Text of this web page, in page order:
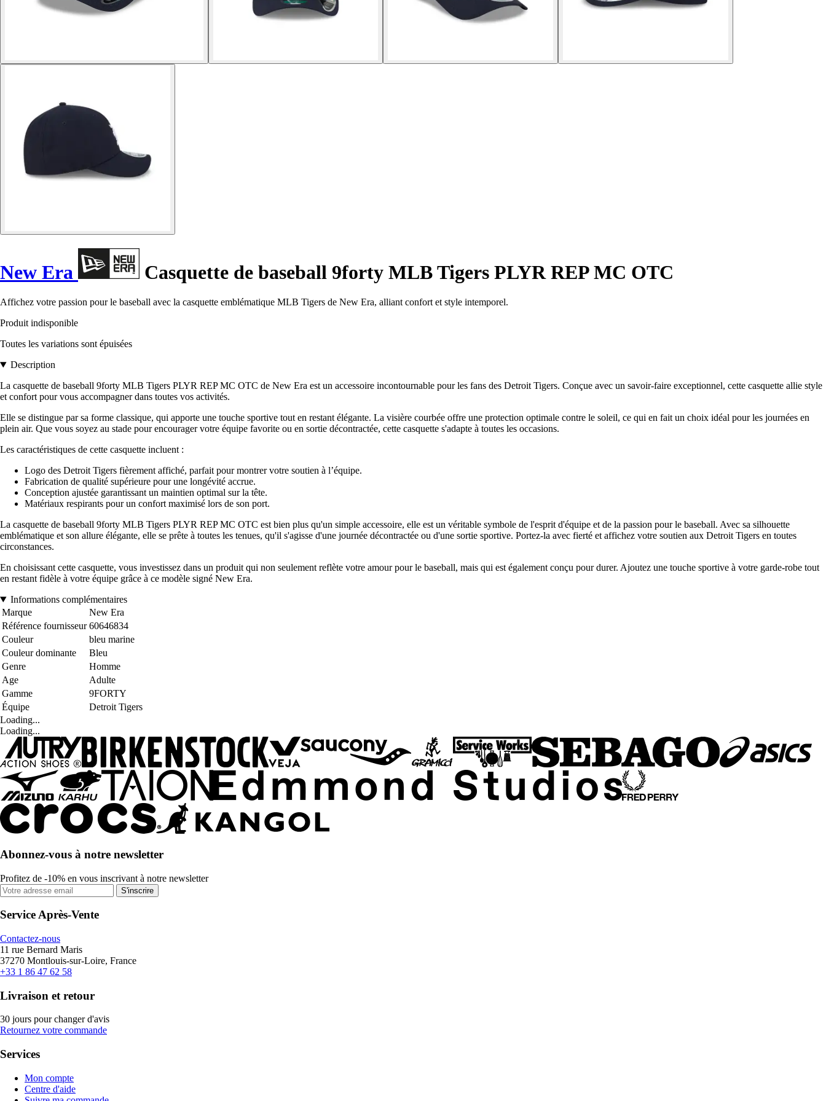
New Era Casquette de baseball 9forty MLB Tigers PLYR REP MC OTC
Affichez votre passion pour le baseball avec la casquette emblématique MLB Tigers de New Era, alliant confort et style intemporel.
Produit indisponible
Toutes les variations sont épuisées
Description
La casquette de baseball 9forty MLB Tigers PLYR REP MC OTC de New Era est un accessoire incontournable pour les fans des Detroit Tigers. Conçue avec un savoir-faire exceptionnel, cette casquette allie style
et confort pour vous accompagner dans toutes vos activités.
Elle se distingue par sa forme classique, qui apporte une touche sportive tout en restant élégante. La visière courbée offre une protection optimale contre le soleil, ce qui en fait un choix idéal pour les journées en
plein air. Que vous soyez au stade pour encourager votre équipe favorite ou en sortie décontractée, cette casquette s'adapte à toutes les occasions.
Les caractéristiques de cette casquette incluent :
Logo des Detroit Tigers fièrement affiché, parfait pour montrer votre soutien à l’équipe.
Fabrication de qualité supérieure pour une longévité accrue.
Conception ajustée garantissant un maintien optimal sur la tête.
Matériaux respirants pour un confort maximisé lors de son port.
La casquette de baseball 9forty MLB Tigers PLYR REP MC OTC est bien plus qu'un simple accessoire, elle est un véritable symbole de l'esprit d'équipe et de la passion pour le baseball. Avec sa silhouette
emblématique et son allure élégante, elle se prête à toutes les tenues, qu'il s'agisse d'une journée décontractée ou d'une sortie sportive. Portez-la avec fierté et affichez votre soutien aux Detroit Tigers en toutes
circonstances.
En choisissant cette casquette, vous investissez dans un produit qui non seulement reflète votre amour pour le baseball, mais qui est également conçu pour durer. Ajoutez une touche sportive à votre garde-robe tout
en restant fidèle à votre équipe grâce à ce modèle signé New Era.
Informations complémentaires
Marque
New Era
Référence fournisseur 60646834
Couleur
bleu marine
Couleur dominante
Bleu
Genre
Homme
Age
Adulte
Gamme
9FORTY
Équipe
Detroit Tigers
Loading...
Loading...
Abonnez-vous à notre newsletter
Profitez de -10% en vous inscrivant à notre newsletter
S'inscrire
Service Après-Vente
Contactez-nous
11 rue Bernard Maris
37270 Montlouis-sur-Loire, France
+33 1 86 47 62 58
Livraison et retour
30 jours pour changer d'avis
Retournez votre commande
Services
Mon compte
Centre d'aide